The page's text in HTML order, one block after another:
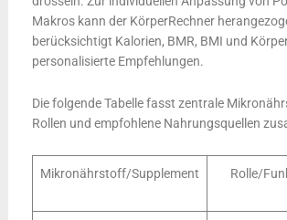
Makros kann der KörperRechner
berücksichtigt Kalorien, BMR, BMI und
personalisierte Empfehlungen.
Die folgende Tabelle fasst zentrale
Rollen und empfohlene Nahrungsquellen
Mikronährstoff/Supplement Rolle/